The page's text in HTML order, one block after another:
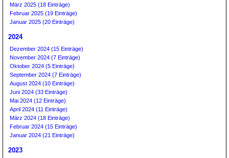
März 2025 (18 Einträge)
Februar 2025 (19 Einträge)
Januar 2025 (20 Einträge)
2024
Dezember 2024 (15 Einträge)
November 2024 (7 Einträge)
Oktober 2024 (5 Einträge)
September 2024 (7 Einträge)
August 2024 (10 Einträge)
Juni 2024 (33 Einträge)
Mai 2024 (12 Einträge)
April 2024 (11 Einträge)
März 2024 (18 Einträge)
Februar 2024 (15 Einträge)
Januar 2024 (21 Einträge)
2023